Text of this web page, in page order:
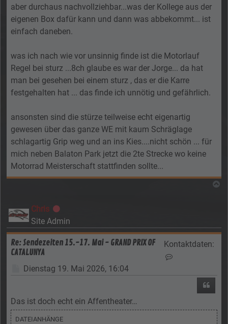
aber durchaus nachvollziehbar...was der Kollege aus der
eigenen Box dafür kann und dann was abbekommt... ist
einfach daneben.
was ich nach wie vor unsinnig finde ist die Motorlauf
Regel bei sturz ...8ch glaube es war der Jorge... da hat
man bei gesehen bei einem sturz , das er die Karre
festgehalten hat ... das finde ich unnötig und gefährlich.
ansonsten sind die stürze teilweise echt eigenartig
gewesen über das ganze WE mit kaum Schräglage
schlagartig Grip weg und an ins Kies....nicht schön ... für
mich neben Balaton Park jetzt die 2te Strecke wo keine
Motorrad Meisterschaft stattfinden sollte...
Chris Offline
Site Admin
Re: Sendezeiten 15.-17. Mai - GRAND PRIX OF
CATALUNYA
Kontaktdaten:
Beitrag
Dienstag 19. Mai 2026, 16:04
Das ist doch echt ein Affentheater…
DATEIANHÄNGE